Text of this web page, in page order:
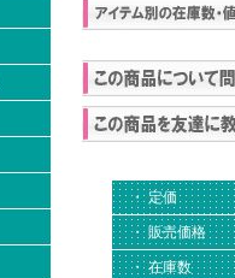
・ 定価
・ 販売価格
・ 在庫数